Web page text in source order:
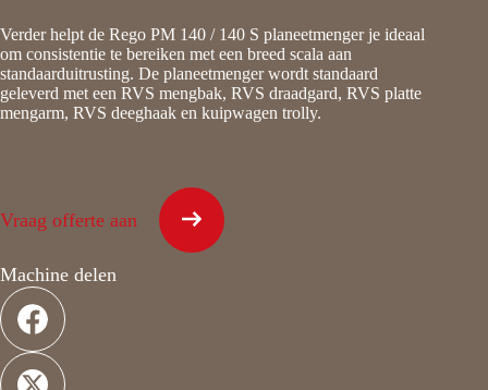
Verder helpt de Rego PM 140 / 140 S planeetmenger je ideaal
om consistentie te bereiken met een breed scala aan
standaarduitrusting. De planeetmenger wordt standaard
geleverd met een RVS mengbak, RVS draadgard, RVS platte
mengarm, RVS deeghaak en kuipwagen trolly.
Vraag offerte aan
Machine delen